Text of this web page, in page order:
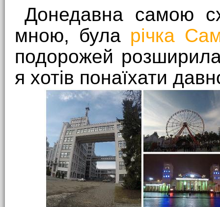
Донедавна самою
мною, була річка
подорожей
я хотів понаїхати